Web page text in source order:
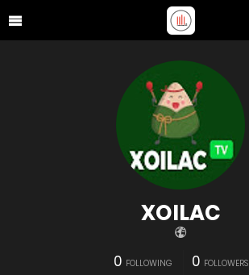
XOILAC
0 FOLLOWING 0 FOLLOWERS